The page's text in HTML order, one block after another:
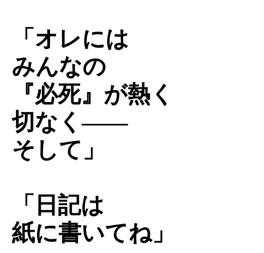
「オレには
みんなの
『必死』が熱く
切なく――
そして」
「日記は
紙に書いてね」